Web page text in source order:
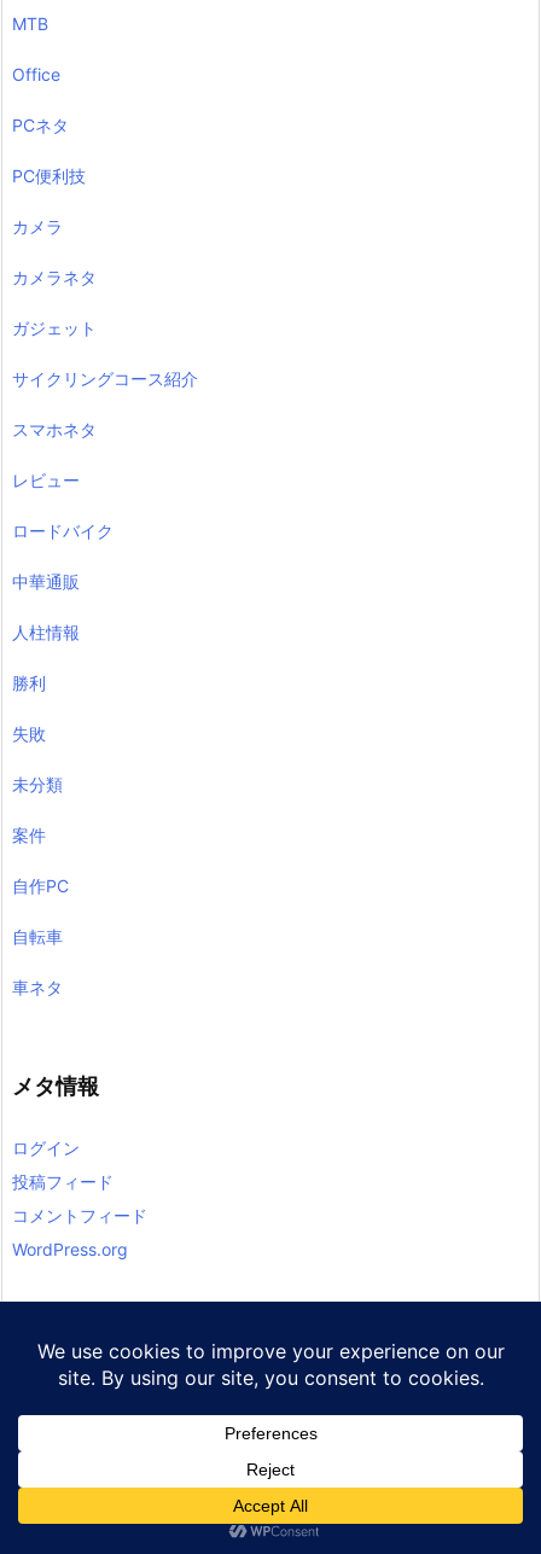
MTB
Office
PCネタ
PC便利技
カメラ
カメラネタ
ガジェット
サイクリングコース紹介
スマホネタ
レビュー
ロードバイク
中華通販
人柱情報
勝利
失敗
未分類
案件
自作PC
自転車
車ネタ
メタ情報
ログイン
投稿フィード
コメントフィード
WordPress.org
ホーム
プライバシーポリシー・免責事項
愛車紹介【ロードバイク】 
メニュー
